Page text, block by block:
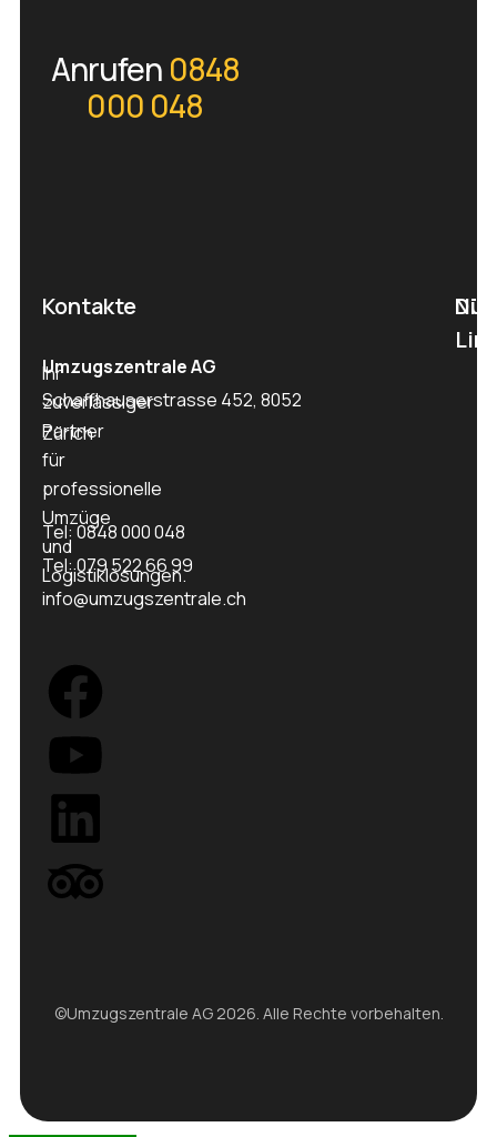
Anrufen 0848
000 048
Ihr
zuverlässiger
Partner
für
professionelle
Umzüge
und
Logistiklösungen.
Kontakte
Umzugszentrale AG
Schaffhauserstrasse 452, 8052
Zürich
Tel: 0848 000 048
Tel: 079 522 66 99
info@umzugszentrale.ch
©Umzugszentrale AG 2026. Alle Rechte vorbehalten.